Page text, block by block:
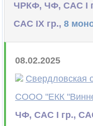
ЧРКФ, ЧФ, САС I
САС IX гр., 8
08.02.2025
Свердловская
СООО "ЕКК
ЧФ, САС I гр.,